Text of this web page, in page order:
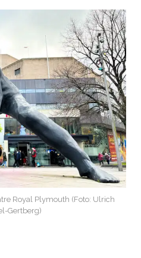
Royal Plymouth (Foto: Ulrich
Gertberg)